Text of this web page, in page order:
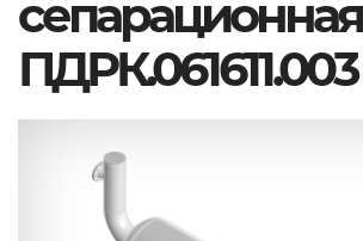
сепарационная
ПДРК.061611.003